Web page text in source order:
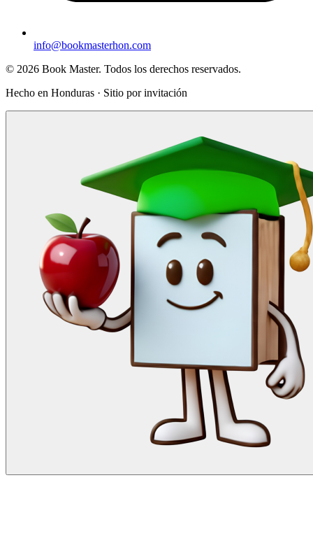
info@bookmasterhon.com
© 2026 Book Master. Todos los derechos reservados.
Hecho en Honduras · Sitio por invitación